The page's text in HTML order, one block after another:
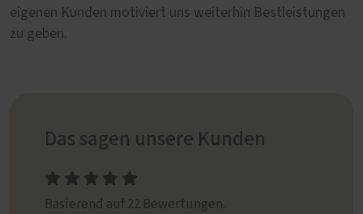
eigenen Kunden motiviert uns weiterhin Bestleistungen
zu geben.
Das sagen unsere Kunden
Basierend auf 22 Bewertungen.